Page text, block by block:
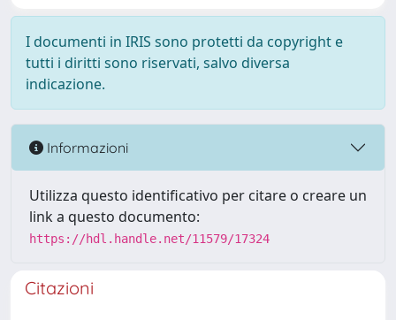
I documenti in IRIS sono protetti da copyright e
tutti i diritti sono riservati, salvo diversa
indicazione.
Informazioni
Utilizza questo identificativo per citare o creare un
link a questo documento:
https://hdl.handle.net/11579/17324
Citazioni